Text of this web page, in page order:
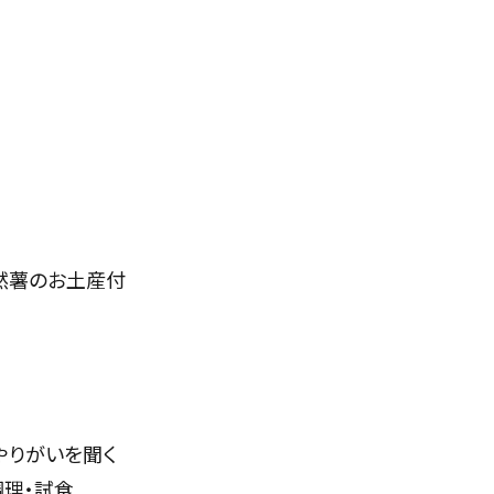
のお土産付
がいを聞く